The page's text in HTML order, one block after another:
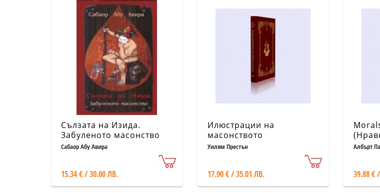
Сълзата на Изида.
Забуленото масонство
Сабаор Абу Авира
15.34 € / 30.00 ЛВ.
Илюстрации на
масонството
Уилям Престън
17.90 € / 35.01 ЛВ.
Албърт
39.88 €